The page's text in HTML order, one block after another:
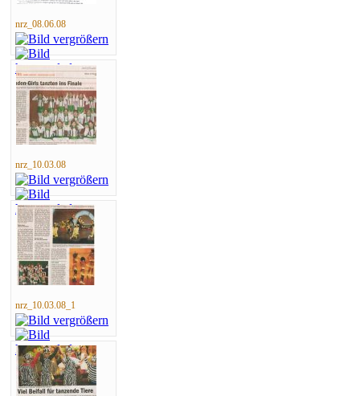
nrz_08.06.08
nrz_10.03.08
nrz_10.03.08_1